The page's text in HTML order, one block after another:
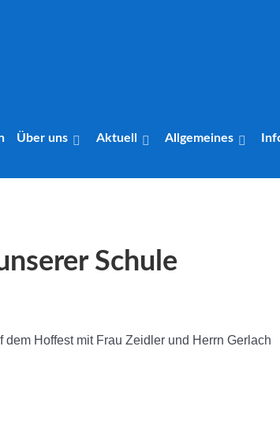
Über uns Aktuell Allgemeines
Schule
Hoffest mit Frau Zeidler und Herrn Gerlach